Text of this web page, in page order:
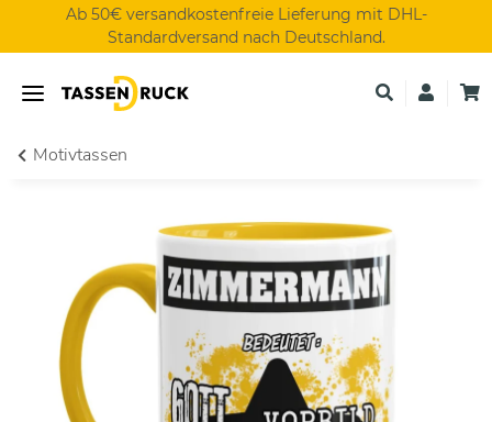
Ab 50€ versandkostenfreie Lieferung mit DHL-
Standardversand nach Deutschland.
Motivtassen